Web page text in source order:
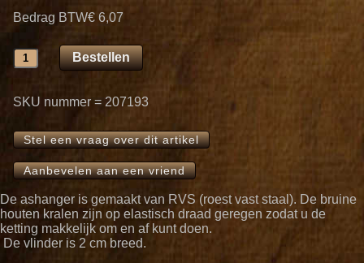
Bedrag BTW€ 6,07
SKU nummer = 207193
Stel een vraag over dit artikel
Aanbevelen aan een vriend
De ashanger is gemaakt van RVS (roest vast staal). De bruine
houten kralen zijn op elastisch draad geregen zodat u de
ketting makkelijk om en af kunt doen.
De vlinder is 2 cm breed.